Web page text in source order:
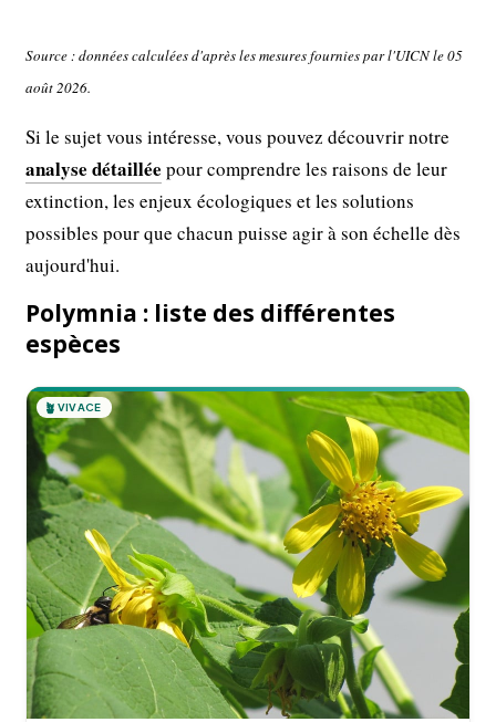
Source : données calculées d'après les mesures fournies par l'UICN le 05
août 2026.
Si le sujet vous intéresse, vous pouvez découvrir notre
analyse détaillée pour comprendre les raisons de leur
extinction, les enjeux écologiques et les solutions
possibles pour que chacun puisse agir à son échelle dès
aujourd'hui.
Polymnia : liste des différentes
espèces
🪴 VIVACE